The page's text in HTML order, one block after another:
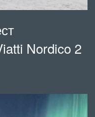
Nordico 2